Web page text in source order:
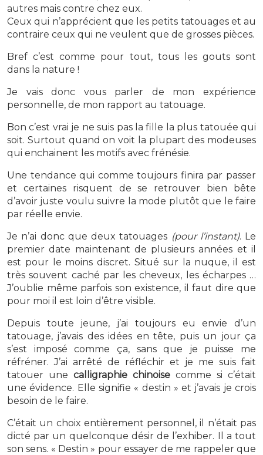
autres mais contre chez eux.
Ceux qui n’apprécient que les petits tatouages et au
contraire ceux qui ne veulent que de grosses pièces.
Bref c’est comme pour tout, tous les gouts sont
dans la nature !
Je vais donc vous parler de mon expérience
personnelle, de mon rapport au tatouage.
Bon c’est vrai je ne suis pas la fille la plus tatouée qui
soit. Surtout quand on voit la plupart des modeuses
qui enchainent les motifs avec frénésie.
Une tendance qui comme toujours finira par passer
et certaines risquent de se retrouver bien bête
d’avoir juste voulu suivre la mode plutôt que le faire
par réelle envie.
Je n’ai donc que deux tatouages (pour l’instant). Le
premier date maintenant de plusieurs années et il
est pour le moins discret. Situé sur la nuque, il est
très souvent caché par les cheveux, les écharpes …
J’oublie même parfois son existence, il faut dire que
pour moi il est loin d’être visible.
Depuis toute jeune, j’ai toujours eu envie d’un
tatouage, j’avais des idées en tête, puis un jour ça
s’est imposé comme ça, sans que je puisse me
réfréner. J’ai arrêté de réfléchir et je me suis fait
tatouer une calligraphie chinoise comme si c’était
une évidence. Elle signifie « destin » et j’avais je crois
besoin de le faire.
C’était un choix entièrement personnel, il n’était pas
dicté par un quelconque désir de l’exhiber. Il a tout
son sens. « Destin » pour essayer de me rappeler que